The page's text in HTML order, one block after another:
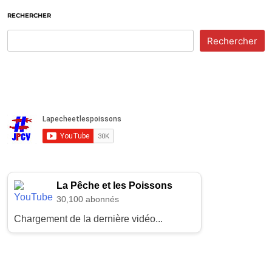
RECHERCHER
Rechercher
La Pêche et les Poissons
30,100 abonnés
Chargement de la dernière vidéo...